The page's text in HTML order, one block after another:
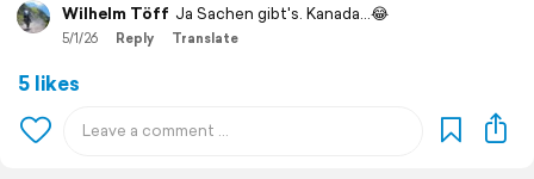
Wilhelm Töff Ja Sachen gibt's. Kanada...😂
5/1/26 Reply Translate
5 likes